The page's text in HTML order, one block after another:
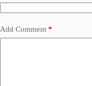
Add Comment *